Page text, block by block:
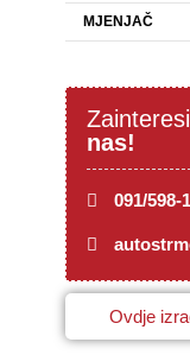
MJENJAČ
nas!
091/598-
Ovdje